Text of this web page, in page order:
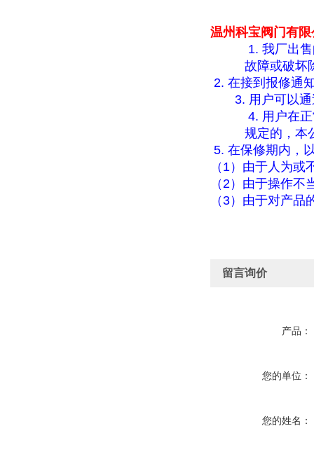
温州科宝阀门有限
1. 我厂出
故障或破坏
2. 在接到报修通
3. 用户可以
4. 用户在
规定的，本
5. 在保修期内，
（ 1）由于人为或
（2）由于操作不
（3）由于对产品
留言询价
产品：
您的单位：
您的姓名：